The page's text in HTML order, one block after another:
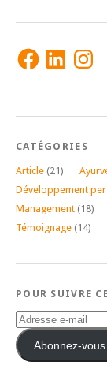
FacebookLinkedIn
CATÉGORIES
Article (21)
Développement
Management (18)
Témoignage (14)
POUR SUIVRE
Adresse
e-
mail Abonnez-vous